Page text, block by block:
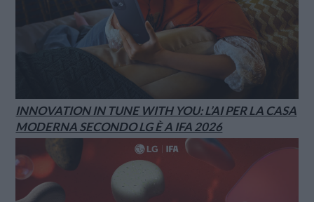
INNOVATION IN TUNE WITH YOU: L’AI PER LA CASA
MODERNA SECONDO LG È A IFA 2026